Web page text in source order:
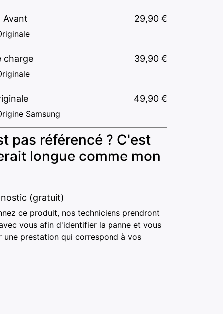
Avant 29,90 €
charge 39,90 €
49,90 €
Samsung
pas référencé ? C'est
longue comme mon
(gratuit)
ce produit, nos techniciens prendront
vous afin d'identifier la panne et vous
une prestation qui correspond à vos